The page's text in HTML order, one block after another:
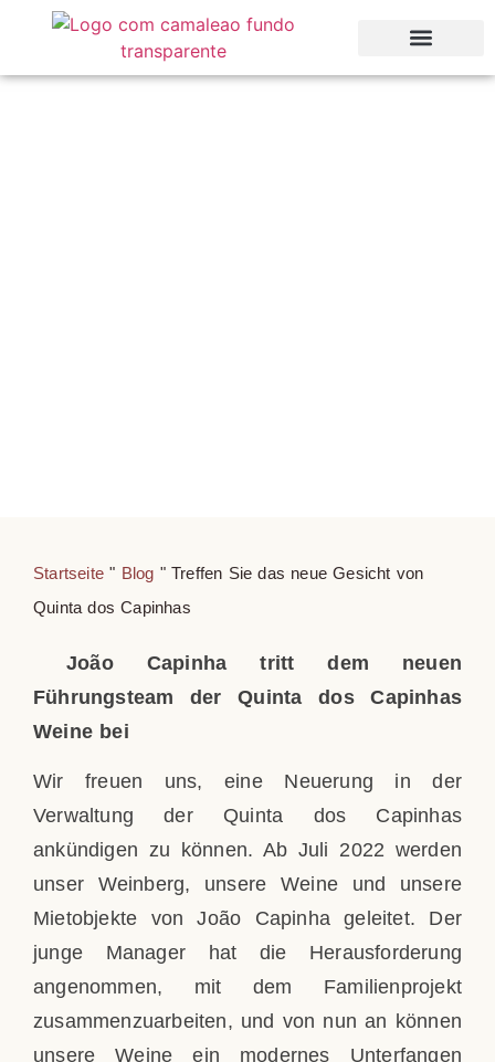
Startseite " Blog "Treffen Sie das neue Gesicht von
Quinta dos Capinhas
João Capinha tritt dem neuen
Führungsteam der Quinta dos Capinhas
Weine bei
Wir freuen uns, eine Neuerung in der
Verwaltung der Quinta dos Capinhas
ankündigen zu können. Ab Juli 2022 werden
unser Weinberg, unsere Weine und unsere
Mietobjekte von João Capinha geleitet. Der
junge Manager hat die Herausforderung
angenommen, mit dem Familienprojekt
zusammenzuarbeiten, und von nun an können
unsere Weine ein modernes Unterfangen